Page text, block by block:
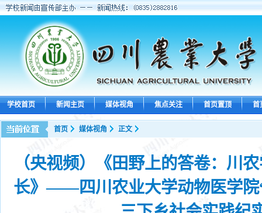
学校首页 新闻主页 媒体视角 焦点关注 首页置顶 首
首页 媒体视角 正文
（央视频）《田野上的答卷：川
长》——四川农业大学动物医学院